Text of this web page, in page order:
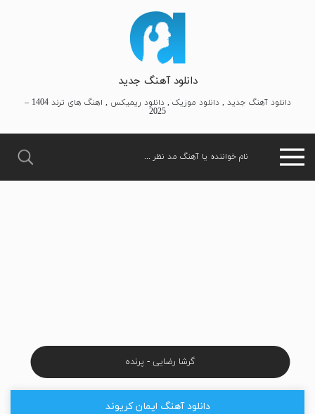
دانلود آهنگ جدید
دانلود آهنگ جدید , دانلود موزیک , دانلود ریمیکس , اهنگ های ترند 1404 –
2025
گرشا رضایی - پرنده
دانلود آهنگ ایمان کریوند